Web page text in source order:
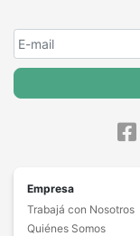
Empresa
Trabajá con Nosotros
Quiénes Somos